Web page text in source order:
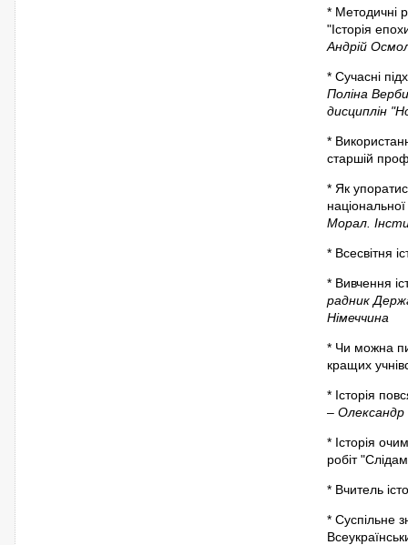
* Методичні
"Історія
Андрій
* Сучасні
Поліна
дисциплін
*
старшій
* Як
Морал.
* Всесвітня
* Вивчення
радник
Німеччина
* Чи можна
кращих
* Історія
– Олександр
* Історія
робіт
* Вчитель
* Суспільне